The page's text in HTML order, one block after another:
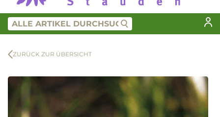
ZURÜCK ZUR ÜBERSICHT